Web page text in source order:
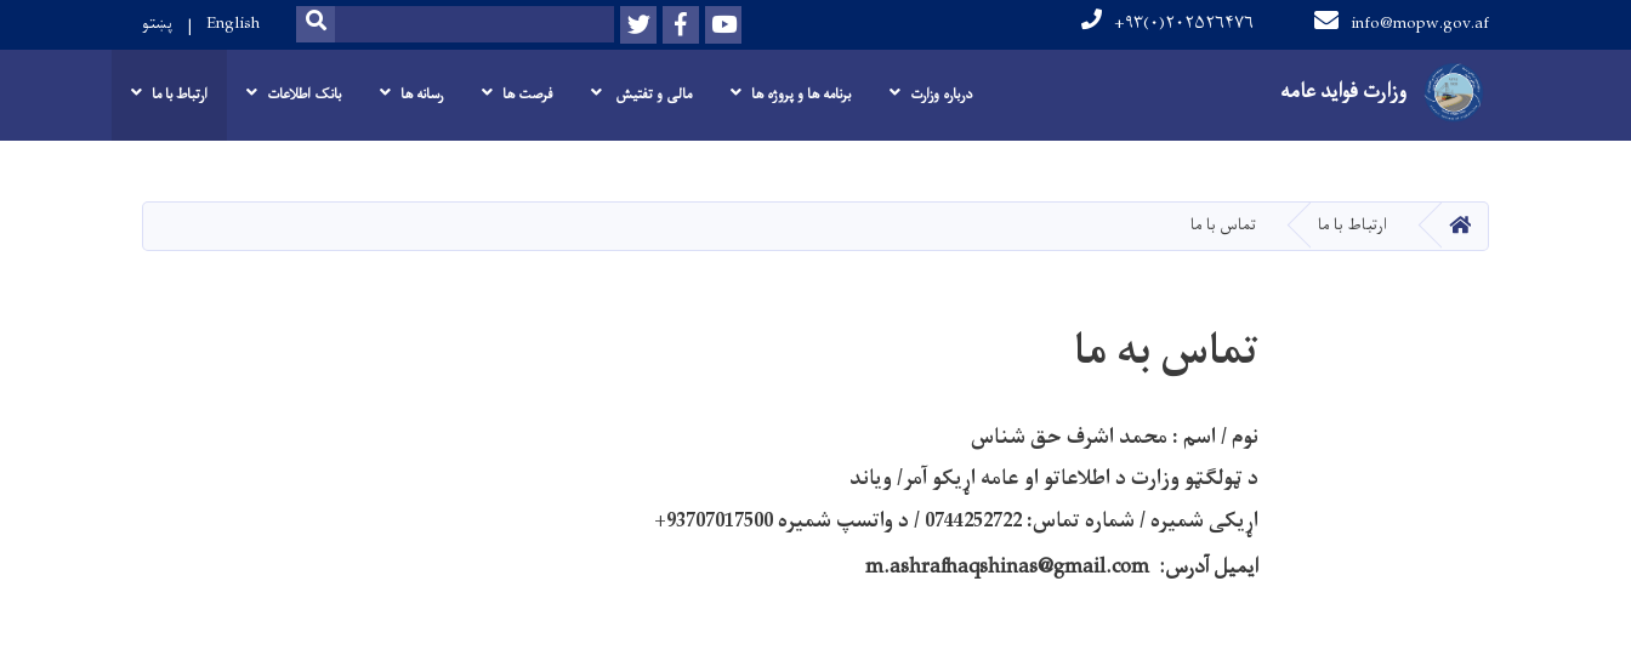
content
وزارت فواید عامه
info@mopw.gov.af +۹۳(۰)۲۰۲۵۲۶۴۷۶ Youtube
Facebook
Twitter
Search
SEARCH
English پښتو
Main navigation
درباره وزارت برنامه ها و پروژه ها مالی و تفتیش فرصت ها رسانه ها بانک اطلاعات ارتباط با ما
صفحه اصلیارتباط با ما تماس با ما
تماس به ما
نوم / اسم : محمد اشرف حق شناس
د ټولګټو وزارت د اطلاعاتو او عامه اړیکو آمر/ ویاند
اړیکی شمیره / شماره تماس: 0744252722 / د واتسپ شمیره 93707017500+
ایمیل آدرس: m.ashrafhaqshinas@gmail.com